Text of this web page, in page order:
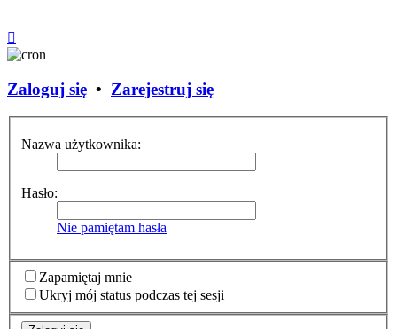
Zaloguj się • Zarejestruj się
Nazwa użytkownika:
Hasło:
Nie pamiętam hasła
Zapamiętaj mnie
Ukryj mój status podczas tej sesji